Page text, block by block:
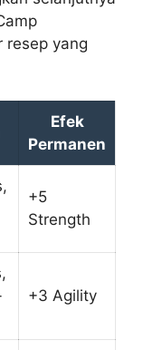
resep yang
Efek
Permanen
+5
Strength
+3 Agility